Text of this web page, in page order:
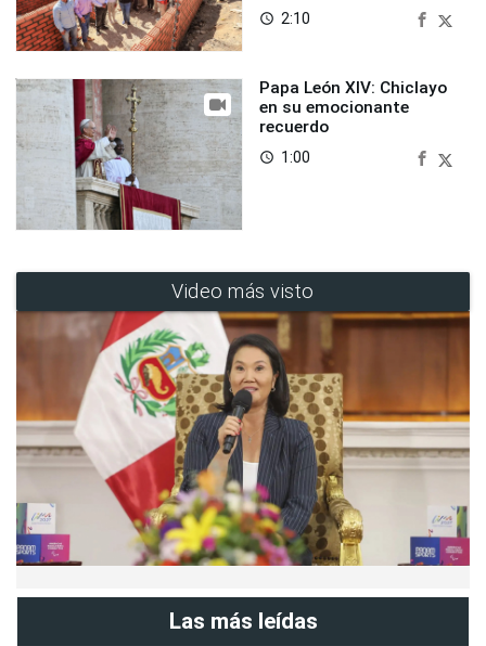
access_time 2:10
Papa León XIV: Chiclayo
en su emocionante
recuerdo
access_time 1:00
Video más visto
Las más leídas